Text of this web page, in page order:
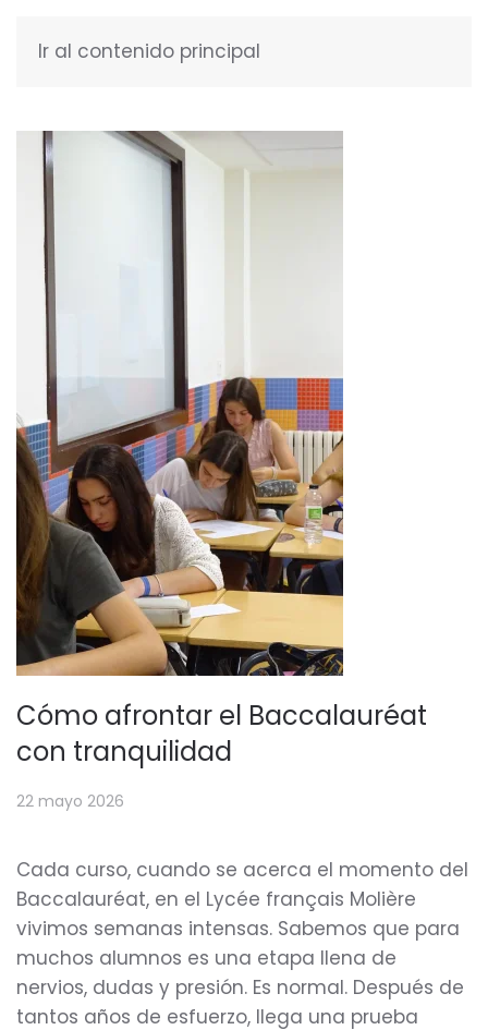
Ir al contenido principal
Cómo afrontar el Baccalauréat
con tranquilidad
22 mayo 2026
Cada curso, cuando se acerca el momento del
Baccalauréat, en el Lycée français Molière
vivimos semanas intensas. Sabemos que para
muchos alumnos es una etapa llena de
nervios, dudas y presión. Es normal. Después de
tantos años de esfuerzo, llega una prueba